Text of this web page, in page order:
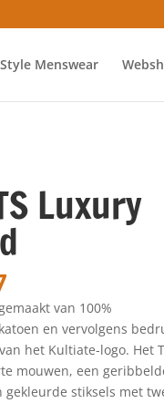
Style Menswear
Luxury
prijs
is:
€34,97.
van 100%
en vervolgens
het Kultiate-logo. Het
mouwen, een
stiksels met